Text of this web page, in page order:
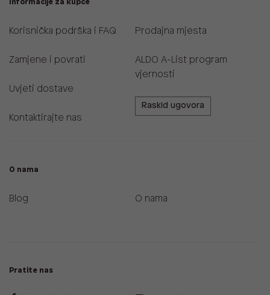
Informacije za kupce
Korisnička podrška i FAQ
Zamjene i povrati
Uvjeti dostave
Kontaktirajte nas
Prodajna mjesta
ALDO A-List program
vjernosti
Raskid ugovora
O nama
Blog O nama
Pratite nas